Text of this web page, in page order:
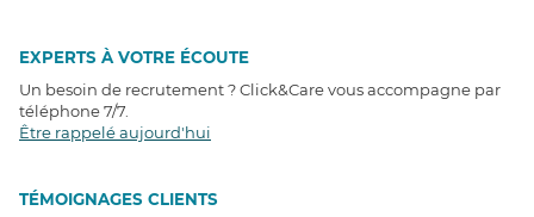
EXPERTS À VOTRE ÉCOUTE
Un besoin de recrutement ? Click&Care vous accompagne par
téléphone 7/7
Être rappelé aujourd'hui
TÉMOIGNAGES CLIENTS